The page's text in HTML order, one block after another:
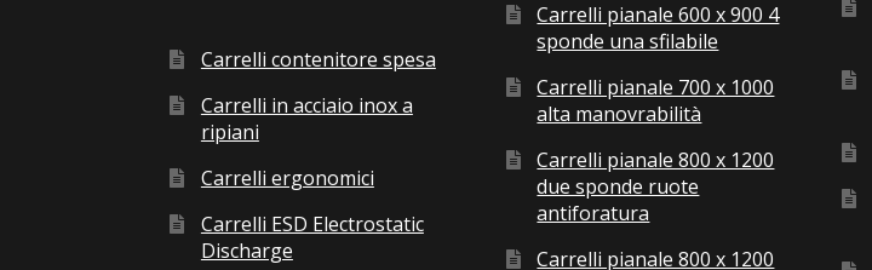
Carrelli contenitore spesa
Carrelli in acciaio inox a
ripiani
Carrelli ergonomici
Carrelli ESD Electrostatic
Discharge
Carrelli pianale 600 x 900 4
sponde una sfilabile
Carrelli pianale 700 x 1000
alta manovrabilità
Carrelli pianale 800 x 1200
due sponde ruote
antiforatura
Carrelli pianale 800 x 1200